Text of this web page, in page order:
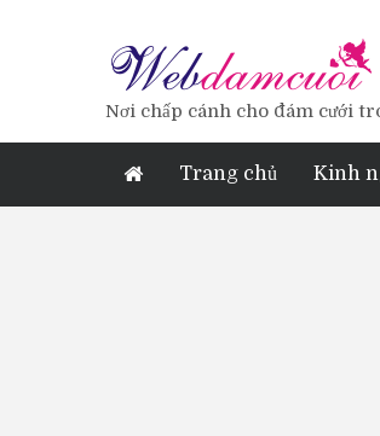
Nơi chấp cánh cho đám cưới
Trang chủ Kinh